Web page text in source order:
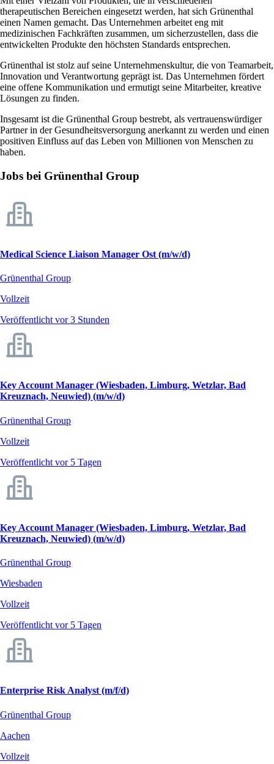
therapeutischen Bereichen eingesetzt werden, hat sich Grünenthal
einen Namen gemacht. Das Unternehmen arbeitet eng mit
medizinischen Fachkräften zusammen, um sicherzustellen, dass die
entwickelten Produkte den höchsten Standards entsprechen.
Grünenthal ist stolz auf seine Unternehmenskultur, die von Teamarbeit,
Innovation und Verantwortung geprägt ist. Das Unternehmen fördert
eine offene Kommunikation und ermutigt seine Mitarbeiter, kreative
Lösungen zu finden.
Insgesamt ist die Grünenthal Group bestrebt, als vertrauenswürdiger
Partner in der Gesundheitsversorgung anerkannt zu werden und einen
positiven Einfluss auf das Leben von Millionen von Menschen zu
haben.
Jobs bei Grünenthal Group
Medical Science Liaison Manager Ost (m/w/d)
Grünenthal Group
Vollzeit
Veröffentlicht vor 3 Stunden
Key Account Manager (Wiesbaden, Limburg, Wetzlar, Bad
Kreuznach, Neuwied) (m/w/d)
Grünenthal Group
Vollzeit
Veröffentlicht vor 5 Tagen
Key Account Manager (Wiesbaden, Limburg, Wetzlar, Bad
Kreuznach, Neuwied) (m/w/d)
Grünenthal Group
Wiesbaden
Vollzeit
Veröffentlicht vor 5 Tagen
Enterprise Risk Analyst (m/f/d)
Grünenthal Group
Aachen
Vollzeit